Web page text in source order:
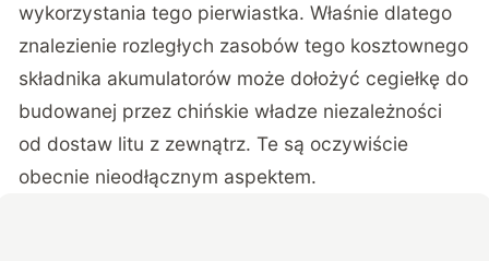
wykorzystania tego pierwiastka. Właśnie dlatego
znalezienie rozległych zasobów tego kosztownego
składnika akumulatorów może dołożyć cegiełkę do
budowanej przez chińskie władze niezależności
od dostaw litu z zewnątrz. Te są oczywiście
obecnie nieodłącznym aspektem.